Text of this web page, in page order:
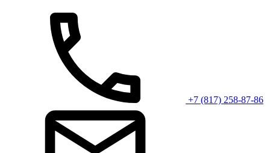
+7 (817) 258-87-86